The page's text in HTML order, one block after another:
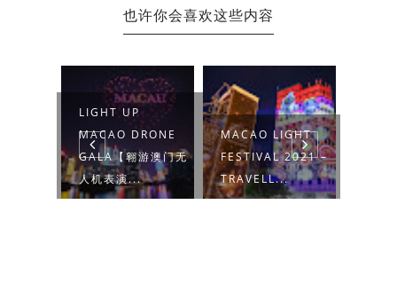
也许你会喜欢这些内容
LIGHT UP
MACAO DRONE
GALA【翱游澳门无
人机表演...
MACAO LIGHT
FESTIVAL 2021 –
TRAVELL...